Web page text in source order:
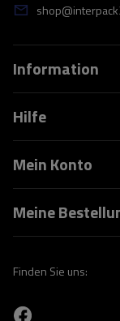
Information
Hilfe
Mein Konto
Meine
Finden Sie uns: